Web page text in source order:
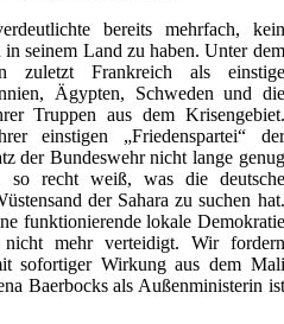
bereits mehrfach, kein
in seinem Land zu haben. Unter dem
zuletzt Frankreich als einstige
Ägypten, Schweden und die
Truppen aus dem Krisengebiet.
einstigen „Friedenspartei“ der
der Bundeswehr nicht lange genug
so recht weiß, was die deutsche
der Sahara zu suchen hat.
funktionierende lokale Demokratie
mehr verteidigt. Wir fordern
sofortiger Wirkung aus dem Mali
Baerbocks als Außenministerin ist